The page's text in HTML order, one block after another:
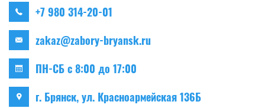
+7 980 314-20-01
zakaz@zabory-bryansk.ru
ПН-СБ с 8:00 до 17:00
г. Брянск, ул. Красноармейская 136Б